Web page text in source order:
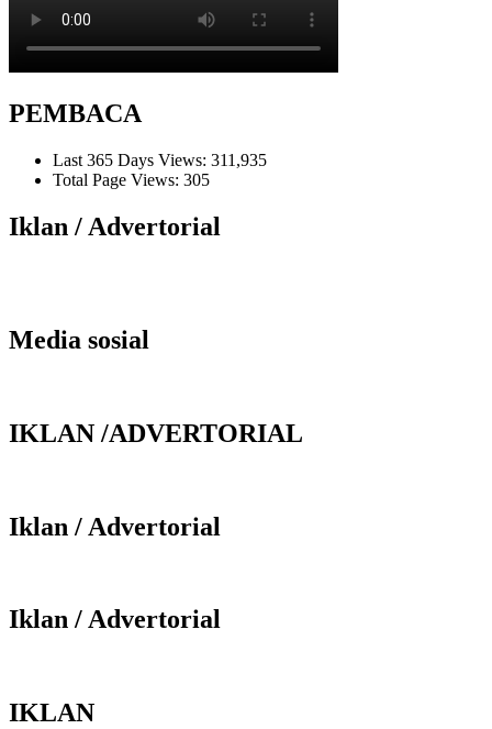
PEMBACA
Last 365 Days Views: 311,935
Total Page Views: 305
Iklan / Advertorial
Media sosial
IKLAN /ADVERTORIAL
Iklan / Advertorial
Iklan / Advertorial
IKLAN